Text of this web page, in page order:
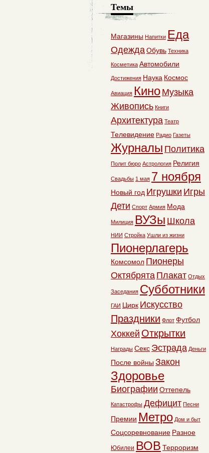
Темы
Магазины Напитки Еда
ОдеждаОбувь Техника
Косметика Автомобили
Достижения Наука Космос
Авиация Кино Музыка
Живопись Книги
Архитектура Театр
Телевидение Радио Газеты
Журналы Политика
Полит бюро Астрология Религия
Свадьбы 1 мая 7 ноября
Новый год Игрушки Игры
Дети Спорт Армия Мода
Милиция ВУЗы Школа
НИИ Стройка Ушли из жизни
Пионерлагерь
Комсомол Пионеры
Октябрята Плакат Отдых
Заседания Субботники
ГАИ Цирк Искусство
Праздники Флот Футбол
Хоккей Открытки
Награды Секс Эстрада Деньги
После войны Закон
Здоровье
Биографии Оттепель
Катастрофы Дефицит Песни
Премии Метро Дом и быт
Соцсоревнование Разное
Юбилеи ВОВ Терроризм